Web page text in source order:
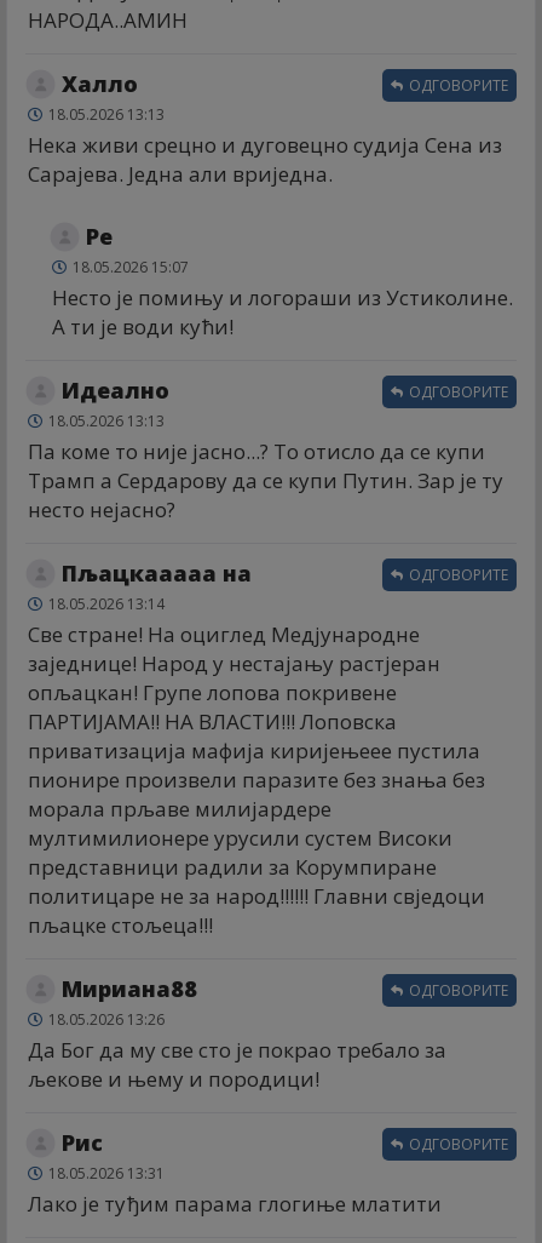
НАРОДА..АМИН
Халло
18.05.2026 13:13
Нека живи срецно и дуговецно судија Сена из
Сарајева. Једна али вриједна.
ОДГОВОРИТЕ
Ре
18.05.2026 15:07
Несто је помињу и логораши из Устиколине.
А ти је води кући!
Идеално
18.05.2026 13:13
Па коме то није јасно...? То отисло да се купи
Трамп а Сердарову да се купи Путин. Зар је ту
несто нејасно?
ОДГОВОРИТЕ
Пљацкааааа на
18.05.2026 13:14
Све стране! На оциглед Медјународне
заједнице! Народ у нестајању растјеран
опљацкан! Групе лопова покривене
ПАРТИЈАМА!! НА ВЛАСТИ!!! Лоповска
приватизација мафија киријењеее пустила
пионире произвели паразите без знања без
морала прљаве милијардере
мултимилионере урусили сустем Високи
представници радили за Корумпиране
политицаре не за народ!!!!!! Главни свједоци
пљацке стољеца!!!
ОДГОВОРИТЕ
Мириана88
18.05.2026 13:26
Да Бог да му све сто је покрао требало за
љекове и њему и породици!
ОДГОВОРИТЕ
Рис
18.05.2026 13:31
Лако је туђим парама глогиње млатити
ОДГОВОРИТЕ